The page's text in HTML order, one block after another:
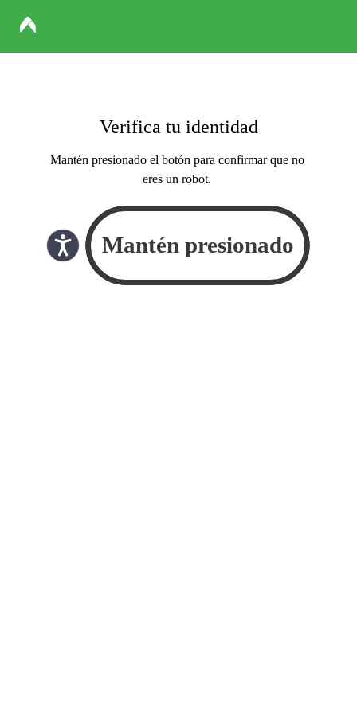
Verifica tu identidad
Mantén presionado el botón para confirmar que no
eres un robot.